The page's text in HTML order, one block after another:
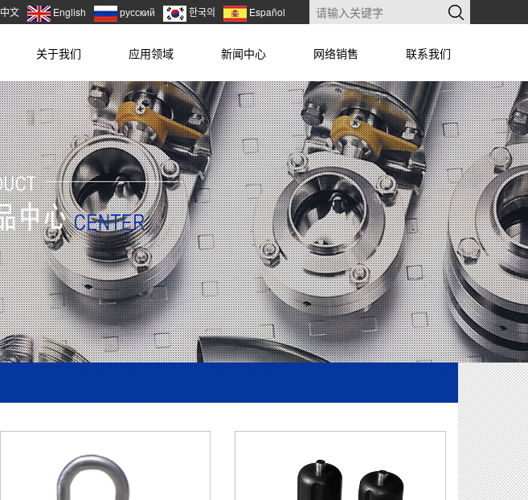
中文 English русский 한국의 Español
关于我们
应用领域
新闻中心
网络销售
联系我们